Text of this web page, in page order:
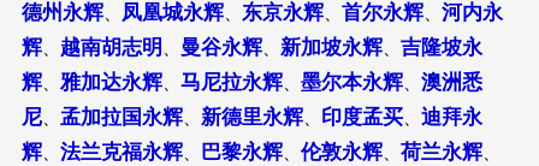
德州永辉、 凤凰城永辉、 东京永辉、 首尔永辉、 河内永
辉、 越南胡志明 曼谷永辉、 新加坡永辉、 吉隆坡永
辉、 雅加达永辉、 马尼拉永辉、 墨尔本永辉、 澳洲悉
尼、 孟加拉国永辉、 新德里永辉、 印度孟买、 迪拜永
辉、 法兰克福永辉、 巴黎永辉、 伦敦永辉、 荷兰永辉、